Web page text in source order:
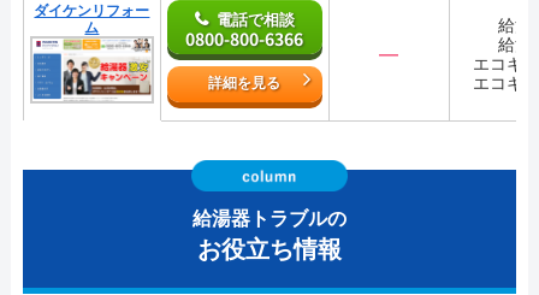
ダイケンリフォー
ム
電話で相談
0800-800-6366
詳細を見る
―
給湯
給湯
エコキ
エコキ
給湯器トラブルの
お役立ち情報